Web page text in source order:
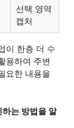
선택 영역
캡처
이 한층 더 수
용하여 주변
요한 내용을
는 방법을 알